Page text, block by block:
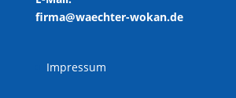
firma@waechter-wokan.de
Impressum